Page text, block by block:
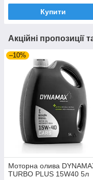
Купити
Акційні пропозиції
–10%
Моторна олива
TURBO PLUS 15W40 5л